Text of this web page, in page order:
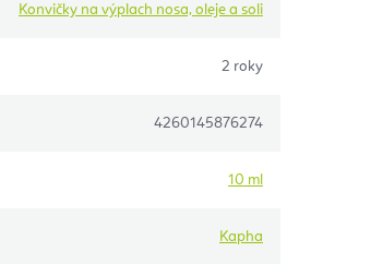
Konvičky na výplach nosa, oleje a soli
2 roky
4260145876274
10 ml
Kapha